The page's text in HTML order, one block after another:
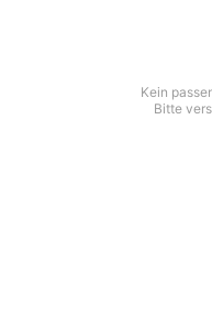
Kein
Bitte